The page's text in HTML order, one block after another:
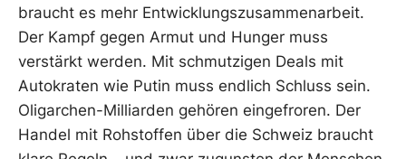
braucht es mehr Entwicklungszusammenarbeit.
Der Kampf gegen Armut und Hunger muss
verstärkt werden. Mit schmutzigen Deals mit
Autokraten wie Putin muss endlich Schluss sein.
Oligarchen-Milliarden gehören eingefroren. Der
Handel mit Rohstoffen über die Schweiz braucht